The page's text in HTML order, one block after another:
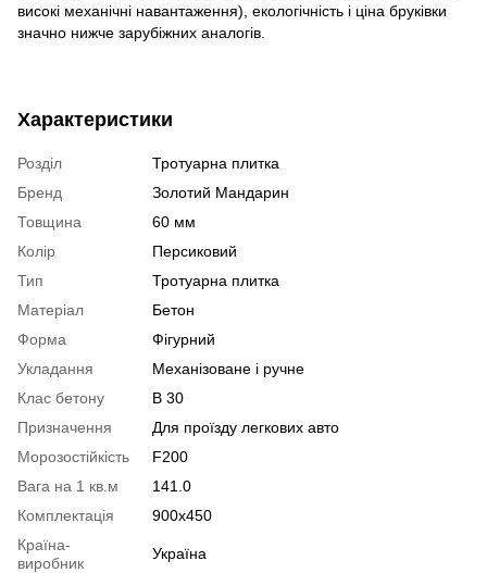
високі механічні навантаження), екологічність і ціна бруківки
значно нижче зарубіжних аналогів.
Характеристики
Розділ
Тротуарна плитка
Бренд
Золотий Мандарин
Товщина
60 мм
Колір
Персиковий
Тип
Тротуарна плитка
Матеріал
Бетон
Форма
Фігурний
Укладання
Механізоване і ручне
Клас бетону
В 30
Призначення
Для проїзду легкових авто
Морозостійкість
F200
Вага на 1 кв.м
141.0
Комплектація
900х450
Країна-
виробник
Україна